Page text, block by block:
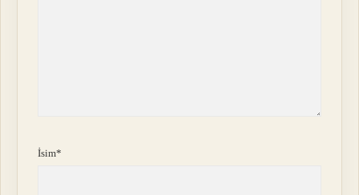
İsim*